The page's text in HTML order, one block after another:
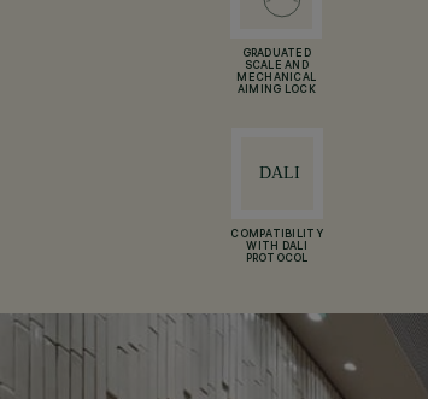
GRADUATED
SCALE AND
MECHANICAL
AIMING LOCK
COMPATIBILITY
WITH DALI
PROTOCOL